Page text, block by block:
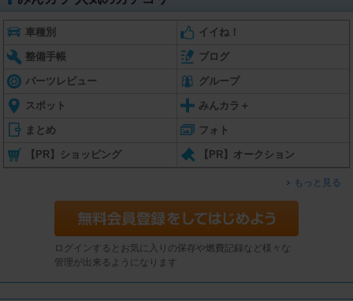
車種別 イイね！
整備手帳 ブログ
パーツレビュー グループ
スポット みんカラ＋
まとめ フォト
【PR】ショッピング 【PR】オークション
もっと見る
ログインするとお気に入りの保存や燃費記録など様々な
管理が出来るようになります